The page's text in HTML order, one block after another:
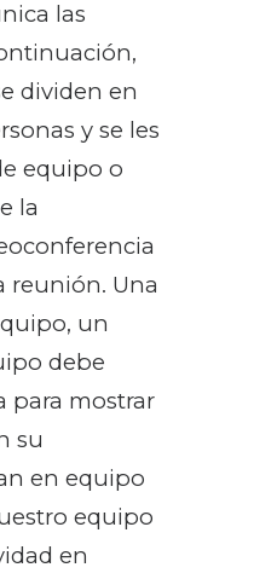
las
dividen en
y se les
equipo o
la
reunión. Una
un
debe
para mostrar
su
en equipo
equipo
en